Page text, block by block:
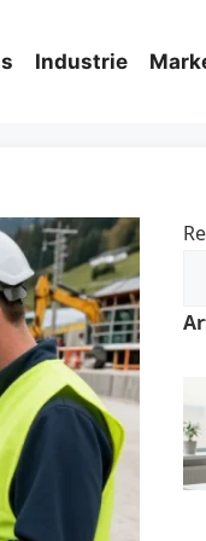
Industrie